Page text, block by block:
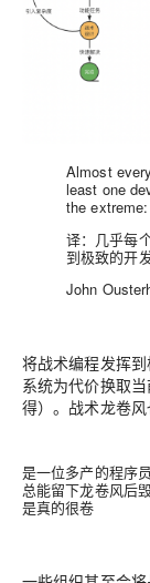
Almost
least one
the
译：几乎每
到极致的开
John
将战术编程发挥
系统为代价换取
得）。战术龙卷风
是一位多产的程序
总能留下龙卷风后
是真的很卷